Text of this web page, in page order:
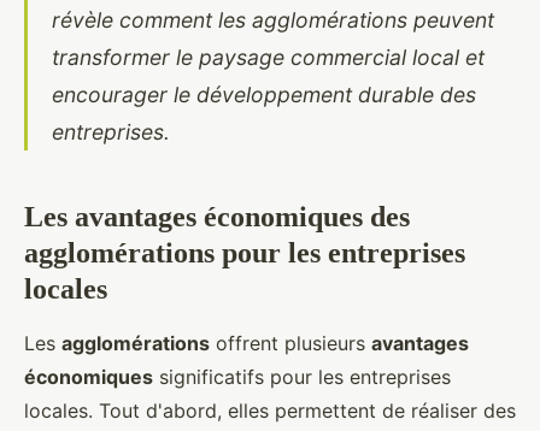
révèle comment les agglomérations peuvent
transformer le paysage commercial local et
encourager le développement durable des
entreprises.
Les avantages économiques des
agglomérations pour les entreprises
locales
Les agglomérations offrent plusieurs avantages
économiques significatifs pour les entreprises
locales. Tout d'abord, elles permettent de réaliser des